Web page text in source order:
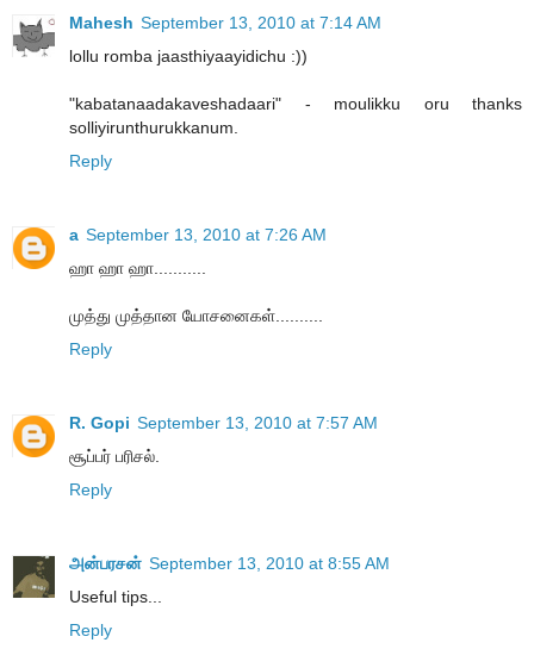
Mahesh September 13, 2010 at 7:14 AM
lollu romba jaasthiyaayidichu :))
"kabatanaadakaveshadaari" - moulikku oru thanks
solliyirunthurukkanum.
Reply
a September 13, 2010 at 7:26 AM
ஹா ஹா ஹா...........
முத்து முத்தான யோசனைகள்..........
Reply
R. Gopi September 13, 2010 at 7:57 AM
சூப்பர் பரிசல்.
Reply
அன்பரசன் September 13, 2010 at 8:55 AM
Useful tips...
Reply